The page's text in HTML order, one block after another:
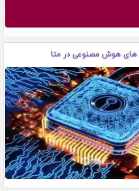
هوش مصنوعی در متا